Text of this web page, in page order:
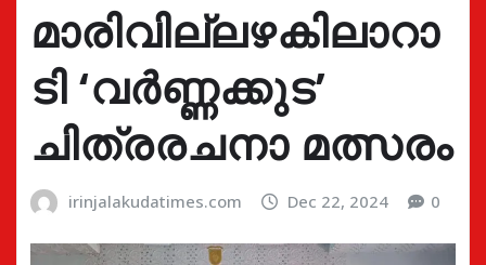
മാരിവില്ലഴകിലാറാ
ടി ‘വർണ്ണക്കുട’
ചിത്രരചനാ മത്സരം
irinjalakudatimes.com Dec 22, 2024 0